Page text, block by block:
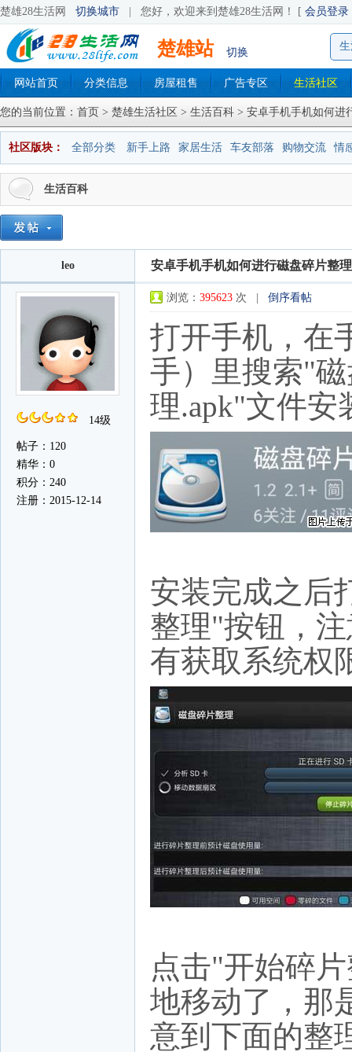
楚雄28生活网 切换城市 您好，欢迎来到楚雄28生活网！ [ 会员登录
楚雄站 切换
网站首页 分类信息 房屋租售 广告专区 生活社区
您的当前位置： 首页 > 楚雄生活社区 > 生活百科 > 安卓手机手机如何进
社区版块： 全部分类 新手上路 家居生活 车友部落 购物交流 情
生活百科
leo
14级
帖子：120
精华：0
积分：240
注册：2015-12-14
安卓手机手机如何进行磁盘碎片整理
浏览： 395623 次 | 倒序看帖
打开手机，在
手）里搜索"
理.apk"文件安
安装完成之后
整理"按钮，
有获取系统权
点击"开始碎
地移动了，那
意到下面的整